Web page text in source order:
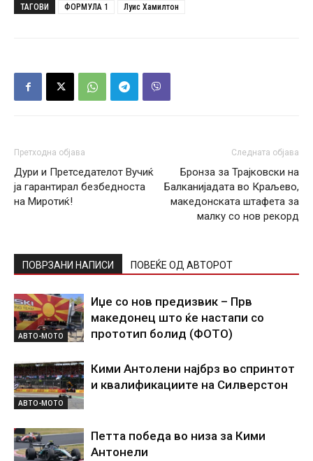
ТАГОВИ ФОРМУЛА 1 Луис Хамилтон
Претходна објава
Дури и Претседателот Вучиќ
ја гарантирал безбедноста
на Миротиќ!
Следната објава
Бронза за Трајковски на
Балканијадата во Краљево,
македонската штафета за
малку со нов рекорд
ПОВРЗАНИ НАПИСИ ПОВЕЌЕ ОД АВТОРОТ
АВТО-МОТО
Иџе со нов предизвик – Прв
македонец што ќе настапи со
прототип болид (ФОТО)
АВТО-МОТО
Кими Антолени најбрз во спринтот
и квалификациите на Силверстон
Петта победа во низа за Кими
Антонели